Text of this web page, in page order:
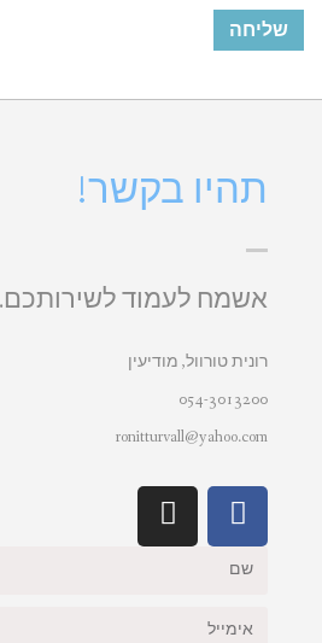
תהיו בקשר!
אשמח לעמוד לשירותכם.
רונית טורוול, מודיעין
054-3013200
ronitturvall@yahoo.com